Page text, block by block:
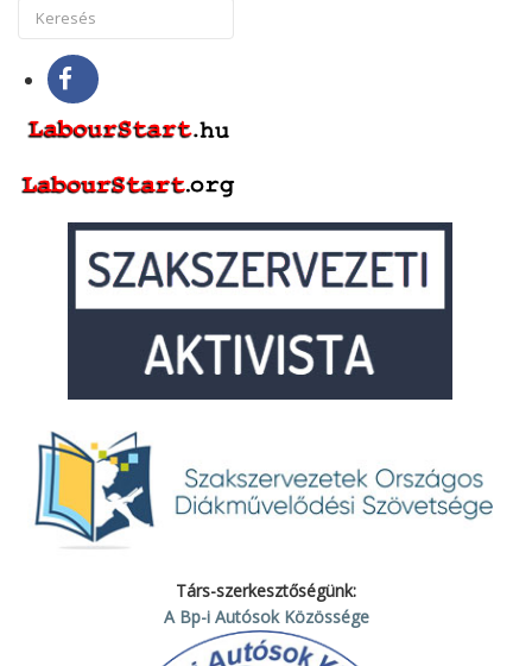
Társ-szerkesztőségünk:
A Bp-i Autósok Közössége